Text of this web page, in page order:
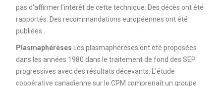
pas d'affirmer l'intérêt de cette technique. Des décès ont été
rapportés. Des recommandations européennes ont été
publiées .
Plasmaphérèses Les plasmaphérèses ont été proposées
dans les années 1980 dans le traitement de fond des SEP
progressives avec des résultats décevants. L'étude
coopérative canadienne sur le CPM comprenait un groupe